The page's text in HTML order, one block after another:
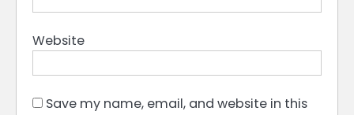
Website
Save my name, email, and website in this